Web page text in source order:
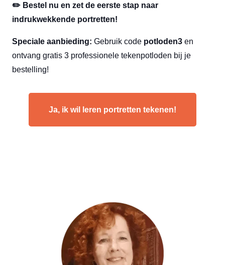
✏️ Bestel nu en zet de eerste stap naar
indrukwekkende portretten!
Speciale aanbieding: Gebruik code potloden3 en
ontvang gratis 3 professionele tekenpotloden bij je
bestelling!
Ja, ik wil leren portretten tekenen!